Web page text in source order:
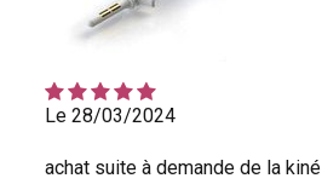
Le 28/03/2024
achat suite à demande de la kiné